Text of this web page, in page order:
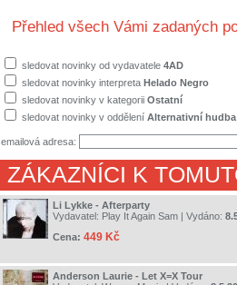
Přehled všech Vámi zadaných
sledovat novinky od vydavatele 4AD
sledovat novinky interpreta Helado Negro
sledovat novinky v kategorii Ostatní
sledovat novinky v oddělení Alternativní hudba
emailová adresa:
ZÁKAZNÍCI K
Li Lykke - Afterparty
Vydavatel: Play It Again Sam | Vydáno:
Cena: 449 Kč
Anderson Laurie - Let X=X Tour